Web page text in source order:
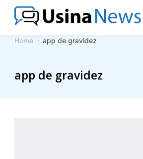
Skip
contentNews
Home app de gravidez
app de gravidez